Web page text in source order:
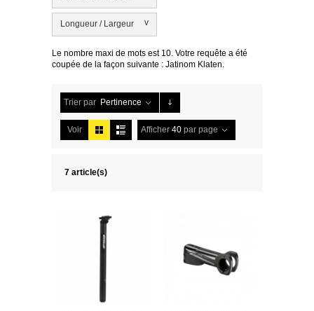
Longueur / Largeur v
Le nombre maxi de mots est 10. Votre requête a été
coupée de la façon suivante : Jatinom Klaten.
Trier par Pertinence
Voir Afficher 40 par page
7 article(s)